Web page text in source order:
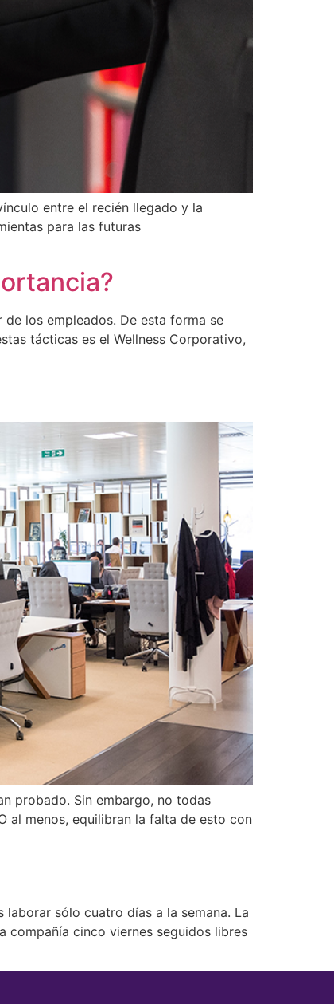
entre el recién llegado y la
para las futuras
los empleados. De esta forma se
tácticas es el Wellness Corporativo,
probado. Sin embargo, no todas
al menos, equilibran la falta de esto con
sólo cuatro días a la semana. La
compañía cinco viernes seguidos libres